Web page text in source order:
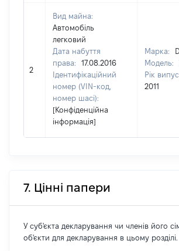
2
Вид майна:
Автомобіль
легковий
Дата набуття
права:
17.08.2016
Ідентифікаційний
номер (VIN-код,
номер шасі):
[Конфіденційна
інформація]
Марка:
Модель:
Рік
2011
7. Цінні папери
У суб'єкта декларування чи членів його
об'єкти для декларування в цьому розділі.